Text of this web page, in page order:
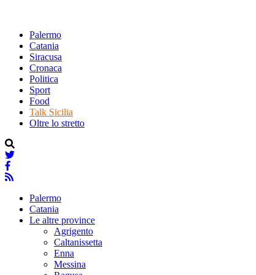
Palermo
Catania
Siracusa
Cronaca
Politica
Sport
Food
Talk Sicilia
Oltre lo stretto
Palermo
Catania
Le altre province
Agrigento
Caltanissetta
Enna
Messina